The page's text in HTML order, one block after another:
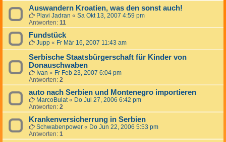
Auswandern Kroatien, was den sonst auch!
Plavi Jadran « Sa Okt 13, 2007 4:59 pm
Antworten: 11
Fundstück
Jupp « Fr Mär 16, 2007 11:43 am
Serbische Staatsbürgerschaft für Kinder von
Donauschwaben
Ivan « Fr Feb 23, 2007 6:04 pm
Antworten: 2
auto nach Serbien und Montenegro importieren
MarcoBulat« Do Jul 27, 2006 6:42 pm
Antworten: 2
Krankenversicherrung in Serbien
Schwabenpower « Do Jun 22, 2006 5:53 pm
Antworten: 1